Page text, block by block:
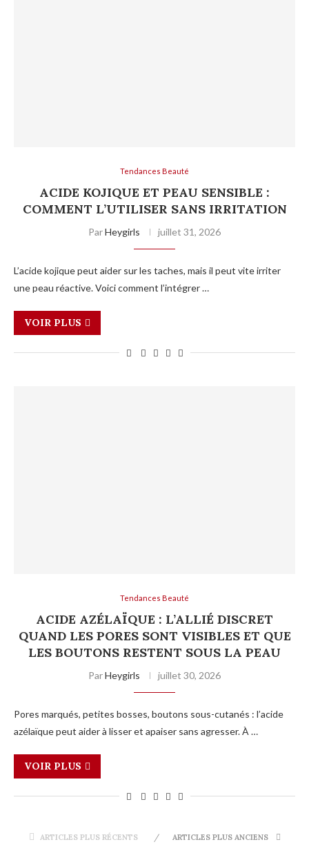
Tendances Beauté
ACIDE KOJIQUE ET PEAU SENSIBLE :
COMMENT L’UTILISER SANS IRRITATION
ParHeygirls juillet 31, 2026
L’acide kojique peut aider sur les taches, mais il peut vite irriter
une peau réactive. Voici comment l’intégrer …
VOIR PLUS
Tendances Beauté
ACIDE AZÉLAÏQUE : L’ALLIÉ DISCRET
QUAND LES PORES SONT VISIBLES ET QUE
LES BOUTONS RESTENT SOUS LA PEAU
ParHeygirls juillet 30, 2026
Pores marqués, petites bosses, boutons sous-cutanés : l’acide
azélaïque peut aider à lisser et apaiser sans agresser. À …
VOIR PLUS
ARTICLES PLUS RÉCENTS ARTICLES PLUS ANCIENS